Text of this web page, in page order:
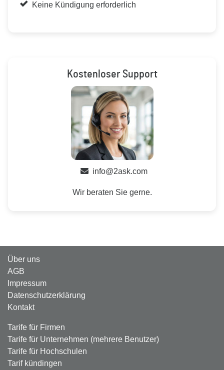
Keine Kündigung erforderlich
Kostenloser Support
info@2ask.com
Wir beraten Sie gerne.
Über uns
AGB
Impressum
Datenschutzerklärung
Kontakt
Tarife für Firmen
Tarife für Unternehmen (mehrere Benutzer)
Tarife für Hochschulen
Tarif kündingen